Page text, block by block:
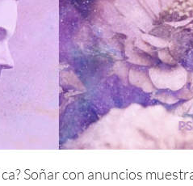
Soñar con anuncios